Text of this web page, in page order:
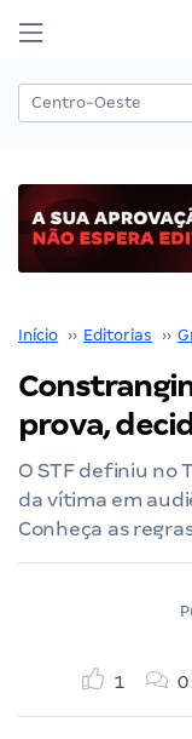
Início ›› Editorias ››
prova,
O STF definiu no
da vítima em
Conheça as
1 0